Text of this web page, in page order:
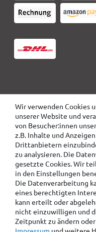
Wir verwenden Cookies
unserer Website und
von Besucher:innen
z.B. Inhalte und
Drittanbietern
zu analysieren. Die
gesetzte Cookies. Wir
in den Einstellungen
Die Datenverarbeitung
eines berechtigten
kann erteilt oder
nicht einzuwilligen und
Zeitpunkt zu ändern